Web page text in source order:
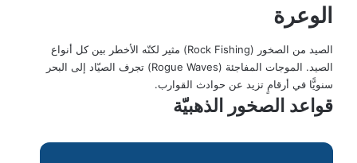
الوعرة
الصيد من الصخور (Rock Fishing) مثير لكنّه الأخطر بين كل أنواع
الصيد. الموجات المفاجئة (Rogue Waves) تجرف الصيّاد إلى البحر
سنويًّا في أرقامٍ تزيد عن حوادث القوارب.
قواعد الصخور الذهبيّة